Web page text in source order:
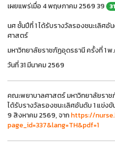
เผยแพร่เมื่อ 4 พฤษภาคม 256939
นศ ชั้นปีที่ 1 ได้รับรางวัลรองชนะเลิศอั
ศาสตร์
มหาวิทยาลัยราชภัฏอุดรธานี ครั้งที่ 1
วันที่ 31 มีนาคม 2569
คณะพยาบาลศาสตร์ มหาวิทยาลัยราช
ได้รับรางวัลรองชนะเลิศอันดับ 1 แข่ง
9 สิงหาคม 2569, จากhttps://
page_id=337&lang=TH&pdf=1